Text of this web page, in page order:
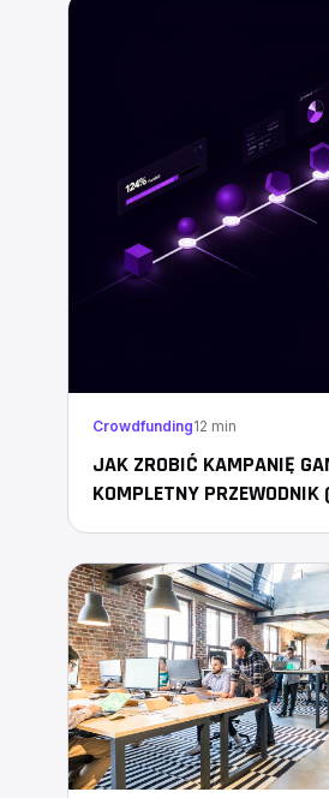
Crowdfunding12 min
JAK ZROBIĆ KAMPANIĘ
KOMPLETNY